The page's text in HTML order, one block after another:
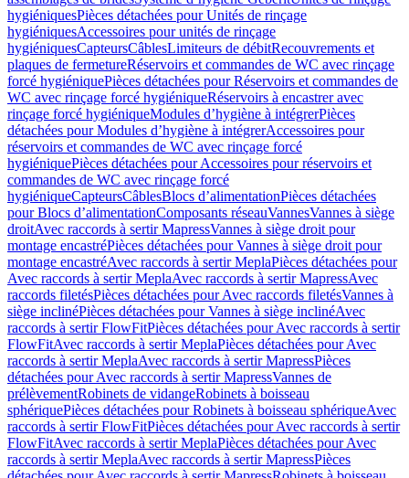
hygiéniquesPièces détachées pour Unités de rinçage
hygiéniquesAccessoires pour unités de rinçage
hygiéniquesCapteursCâblesLimiteurs de débitRecouvrements et
plaques de fermetureRéservoirs et commandes de WC avec rinçage
forcé hygiéniquePièces détachées pour Réservoirs et commandes de
WC avec rinçage forcé hygiéniqueRéservoirs à encastrer avec
rinçage forcé hygiéniqueModules d’hygiène à intégrerPièces
détachées pour Modules d’hygiène à intégrerAccessoires pour
réservoirs et commandes de WC avec rinçage forcé
hygiéniquePièces détachées pour Accessoires pour réservoirs et
commandes de WC avec rinçage forcé
hygiéniqueCapteursCâblesBlocs d’alimentationPièces détachées
pour Blocs d’alimentationComposants réseauVannesVannes à siège
droitAvec raccords à sertir MapressVannes à siège droit pour
montage encastréPièces détachées pour Vannes à siège droit pour
montage encastréAvec raccords à sertir MeplaPièces détachées pour
Avec raccords à sertir MeplaAvec raccords à sertir MapressAvec
raccords filetésPièces détachées pour Avec raccords filetésVannes à
siège inclinéPièces détachées pour Vannes à siège inclinéAvec
raccords à sertir FlowFitPièces détachées pour Avec raccords à sertir
FlowFitAvec raccords à sertir MeplaPièces détachées pour Avec
raccords à sertir MeplaAvec raccords à sertir MapressPièces
détachées pour Avec raccords à sertir MapressVannes de
prélèvementRobinets de vidangeRobinets à boisseau
sphériquePièces détachées pour Robinets à boisseau sphériqueAvec
raccords à sertir FlowFitPièces détachées pour Avec raccords à sertir
FlowFitAvec raccords à sertir MeplaPièces détachées pour Avec
raccords à sertir MeplaAvec raccords à sertir MapressPièces